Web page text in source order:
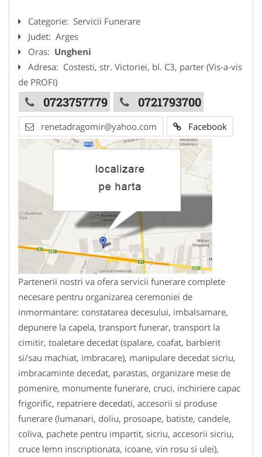
Categorie: Servicii Funerare
Judet: Arges
Oras: Ungheni
Adresa: Costesti, str. Victoriei, bl. C3, parter (Vis-a-vis
de PROFI)
0723757779 0721793700
renetadragomir@yahoo.com Facebook
Partenerii nostri va ofera servicii funerare complete
necesare pentru organizarea ceremoniei de
inmormantare: constatarea decesului, imbalsamare,
depunere la capela, transport funerar, transport la
cimitir, toaletare decedat (spalare, coafat, barbierit
si/sau machiat, imbracare), manipulare decedat sicriu,
imbracaminte decedat, parastas, organizare mese de
pomenire, monumente funerare, cruci, inchiriere capac
frigorific, repatriere decedati, accesorii si produse
funerare (lumanari, doliu, prosoape, batiste, candele,
coliva, pachete pentru impartit, sicriu, accesorii sicriu,
cruce lemn inscriptionata, icoane, vin rosu si ulei),